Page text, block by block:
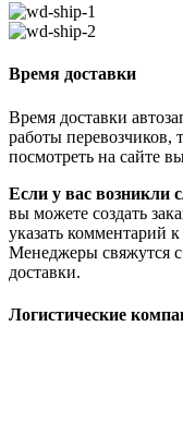
Время доставки
Время доставки
работы
посмотреть на сайте
Если у вас возникли
вы можете создать
указать комментарий
Менеджеры свяжутся
доставки.
Логистические